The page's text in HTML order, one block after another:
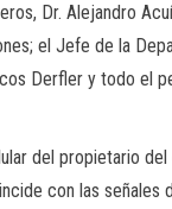
Dr. Alejandro
el Jefe de la
Derfler y todo el
del propietario
con las